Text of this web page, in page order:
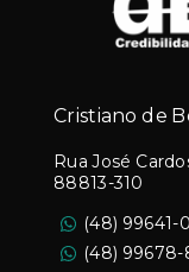
Cristiano de
Rua José
88813-310
(48) 99641-
(48) 99678-